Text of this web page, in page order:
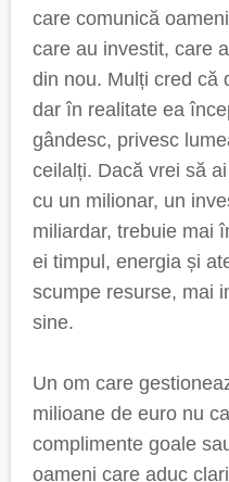
care comunică
care au investit, care
din nou. Mulți cred că
dar în realitate ea
gândesc, privesc
ceilalți. Dacă vrei să
cu un milionar, un
miliardar, trebuie mai
ei timpul, energia și
scumpe resurse, mai
sine.
Un om care
milioane de euro nu
complimente goale
oameni care aduc